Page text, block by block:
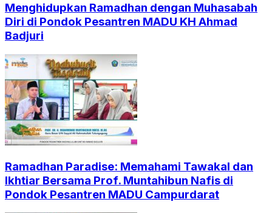
Menghidupkan Ramadhan dengan Muhasabah
Diri di Pondok Pesantren MADU KH Ahmad
Badjuri
Ramadhan Paradise: Memahami Tawakal dan
Ikhtiar Bersama Prof. Muntahibun Nafis di
Pondok Pesantren MADU Campurdarat